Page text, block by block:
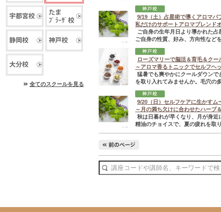
全てのスクールを見る
9/19（土）占星術で導くアロマパ
私だけのサポートアロマブレンド
ご自身の生年月日より導かれた
ご自身の性質、好み、方向性など
ローズマリーで脳活＆育毛＆クー
～アロマ香るトニックでセルフヘ
猛暑でも爽やかにクールダウン
を取り入れてみませんか。毛穴の
9/20（日）セルフケアに生かすム
～月の満ち欠けに合わせたハーブ
秋は日暮れが早くなり、月が身
精油のチョイスで、夏の疲れを取